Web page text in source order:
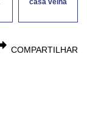
COMPARTILHAR